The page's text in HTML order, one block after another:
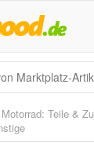
Motorrad: Teile &